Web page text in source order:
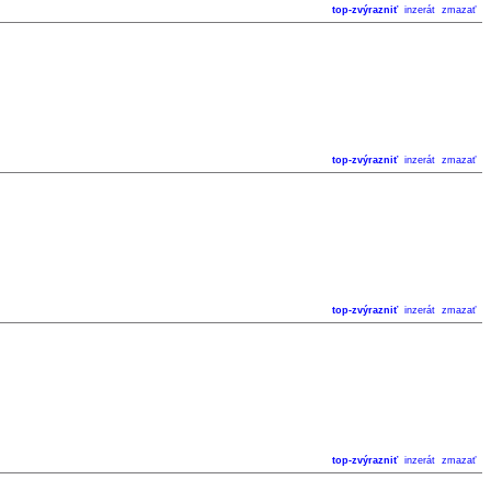
top-zvýrazniť inzerát zmazať
top-zvýrazniť inzerát zmazať
top-zvýrazniť inzerát zmazať
top-zvýrazniť inzerát zmazať